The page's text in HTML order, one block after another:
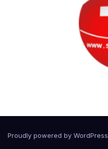
Proudly powered by WordPress